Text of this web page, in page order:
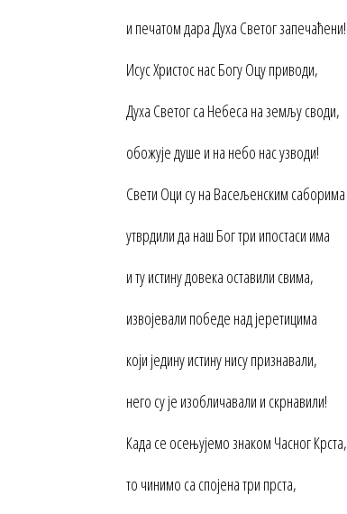
и печатом дара Духа Светог запечаћени!
Исус Христос нас Богу Оцу приводи,
Духа Светог са Небеса на земљу своди,
обожује душе и на небо нас узводи!
Свети Оци су на Васељенским саборима
утврдили да наш Бог три ипостаси има
и ту истину довека оставили свима,
извојевали победе над јеретицима
који једину истину нису признавали,
него су је изобличавали и скрнавили!
Када се осењујемо знаком Часног Крста,
то чинимо са спојена три прста,